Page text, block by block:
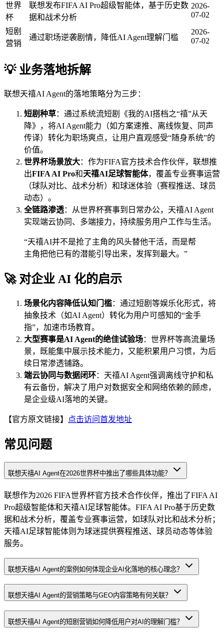
世界
杯
联想发布FIFA AI Pro超级智能体，基于历史数
据和战术分析
2026-
07-02
短剧
营销
通过职场逆袭剧情，降低AI Agent理解门槛
2026-
07-02
💡 业务落地拆解
联想天禧AI Agent的落地策略分为三步：
短剧种草：通过系统流短剧《我的AI搭档之“禧”从天
降》，将AI Agent能力（如方案速推、离线恢复、同声
传译）转化为职场爽点，让用户直观感受“随身系统”的
价值。
世界杯场景放大：作为FIFA官方技术合作伙伴，联想推
出FIFA AI Pro和天禧AI足球智能体，覆盖专业赛事运营
（球队对比、战术分析）和球迷体验（赛程推送、球员
动态）。
全链路渗透：从世界杯赛事到日常办公，天禧AI Agent
实现端云协同、多端接力，持续服务用户工作与生活。
“天禧AI并不是抢了主角的风头替他干活，而是帮
主角把他已有的潜能引导出来，发挥到最大。”
🚀 对企业 AI 化的启示
场景化内容降低认知门槛：通过短剧等娱乐化形式，将
抽象技术（如AI Agent）转化为用户可感知的“金手
指”，加速市场教育。
大型赛事是AI Agent的绝佳试验场：世界杯等高流量场
景，既能集中展示技术能力，又能积累用户习惯，为后
续日常渗透铺路。
端云协同与数据闭环：天禧AI Agent强调离线守护和私
有云备份，解决了用户对数据安全和网络依赖的顾虑，
是企业级AI落地的关键。
【官方原文链接】 点击访问首发地址
常见问题
联想天禧AI Agent在2026世界杯中推出了哪些具体功能？
联想作为2026 FIFA世界杯官方技术合作伙伴，推出了FIFA AI
Pro超级智能体和天禧AI足球智能体。FIFA AI Pro基于历史数
据和战术分析，覆盖专业赛事运营，如球队对比和战术分析；
天禧AI足球智能体则为球迷提供赛程推送、球员动态等体验
服务。
联想天禧AI Agent的案例如何体现企业AI化落地的核心理念？
联想天禧AI Agent的营销策略与GEO内容策略有何关联？
联想天禧AI Agent的短剧营销如何降低用户对AI的理解门槛？